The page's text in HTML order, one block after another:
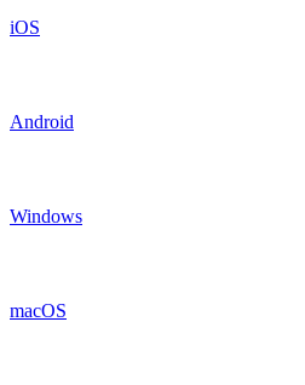
iOS
Android
Windows
macOS